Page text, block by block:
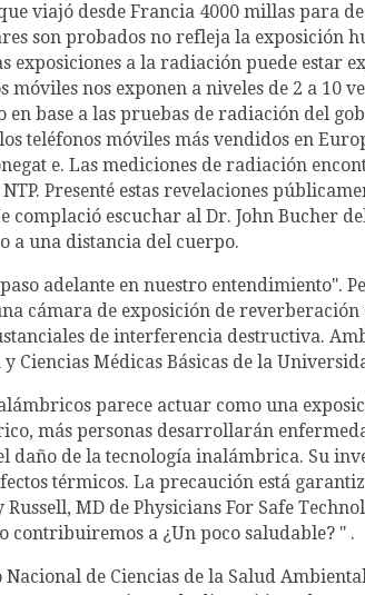
viajó desde Francia 4000 millas para
son probados no refleja la exposición
exposiciones a la radiación puede estar
móviles nos exponen a niveles de 2 a
en base a las pruebas de radiación del
teléfonos móviles más vendidos en
e. Las mediciones de radiación
Presenté estas revelaciones
complació escuchar al Dr. John Bucher
a una distancia del cuerpo.
adelante en nuestro entendimiento".
cámara de exposición de
de interferencia destructiva.
Ciencias Médicas Básicas de la
parece actuar como una
más personas desarrollarán
de la tecnología inalámbrica. Su
térmicos. La precaución está
MD de Physicians For Safe
contribuiremos a ¿Un poco saludable? " .
de Ciencias de la Salud